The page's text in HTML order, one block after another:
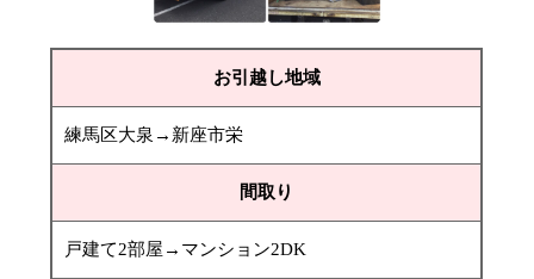
お引越し地域
練馬区大泉→新座市栄
間取り
戸建て2部屋→マンション2DK